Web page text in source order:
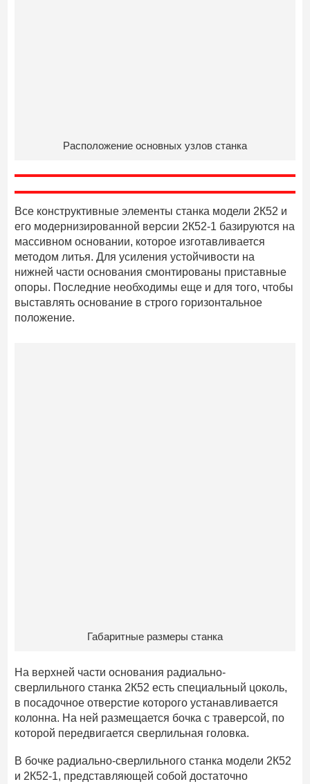
Расположение основных узлов станка
Все конструктивные элементы станка модели 2К52 и
его модернизированной версии 2К52-1 базируются на
массивном основании, которое изготавливается
методом литья. Для усиления устойчивости на
нижней части основания смонтированы приставные
опоры. Последние необходимы еще и для того, чтобы
выставлять основание в строго горизонтальное
положение.
Габаритные размеры станка
На верхней части основания радиально-
сверлильного станка 2К52 есть специальный цоколь,
в посадочное отверстие которого устанавливается
колонна. На ней размещается бочка с траверсой, по
которой передвигается сверлильная головка.
В бочке радиально-сверлильного станка модели 2К52
и 2К52-1, представляющей собой достаточно